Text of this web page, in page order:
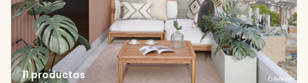
11 productos